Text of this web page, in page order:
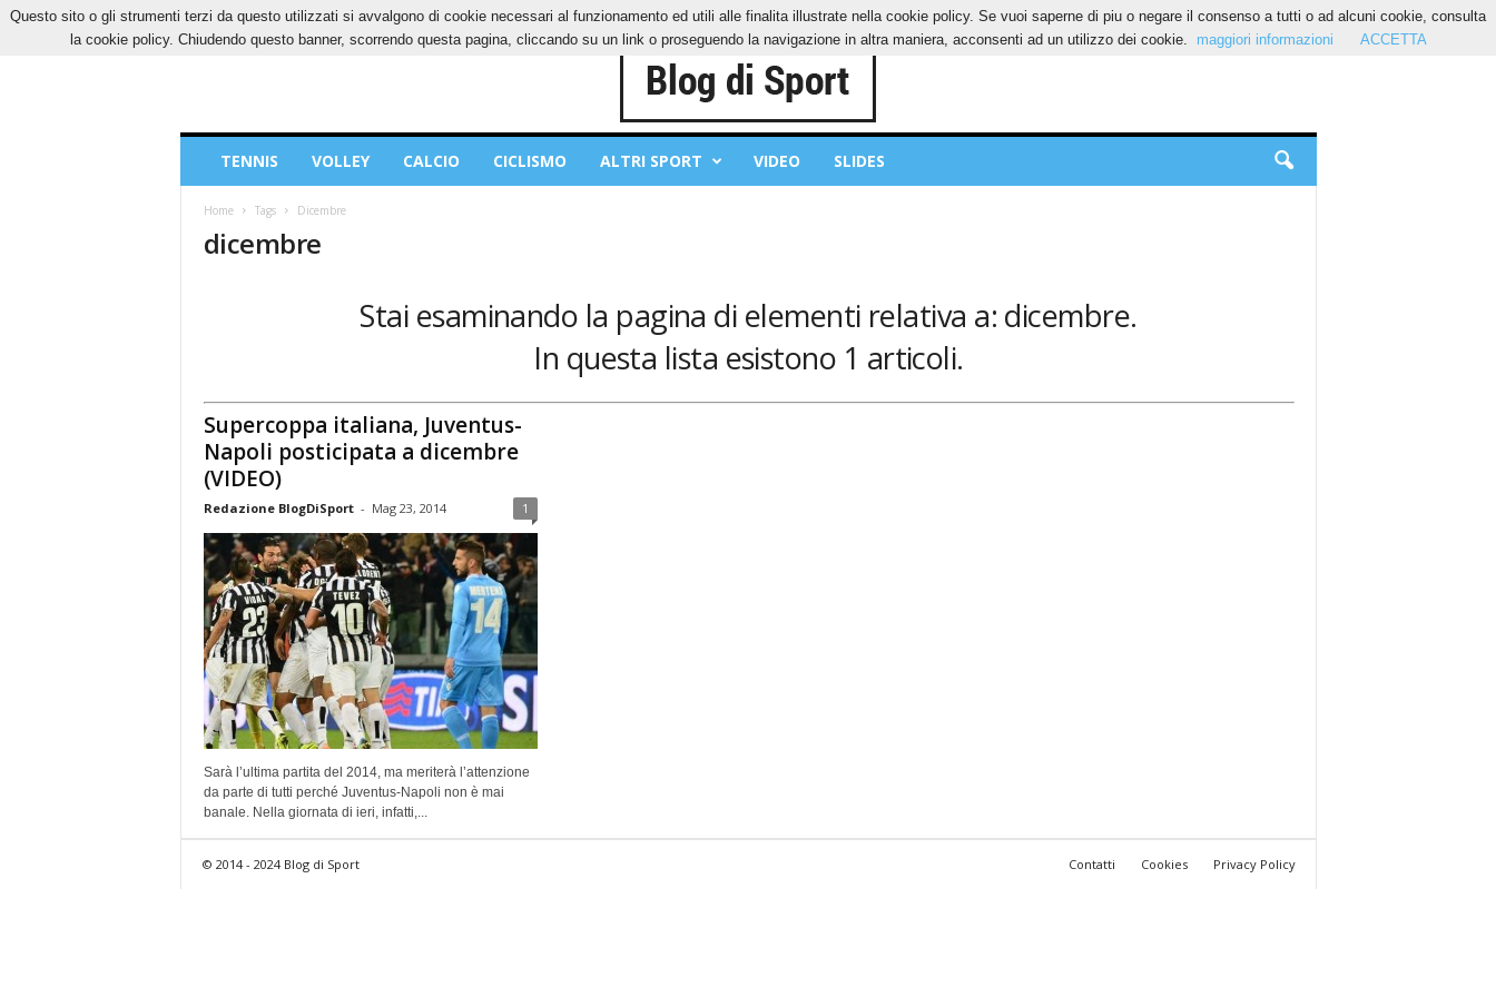
SABATO, 8 AGOSTO 2026 CONTATTI COOKIES PRIVACY POLICY
Sport
TENNIS VOLLEY CALCIO CICLISMO ALTRI SPORT VIDEO SLIDES
Home Tags Dicembre
dicembre
Stai esaminando la pagina di elementi relativa a: dicembre.
In questa lista esistono 1 articoli.
Supercoppa italiana, Juventus-
Napoli posticipata a dicembre
(VIDEO)
Redazione BlogDiSport - Mag 23, 2014 1
Sarà l’ultima partita del 2014, ma meriterà l’attenzione
da parte di tutti perché Juventus-Napoli non è mai
banale. Nella giornata di ieri, infatti,...
Contatti Cookies Privacy Policy
© 2014 - 2024 Blog di Sport
Questo sito o gli strumenti terzi da questo utilizzati si avvalgono di cookie necessari al funzionamento ed utili alle finalita illustrate nella cookie policy. Se vuoi saperne di piu o negare il consenso a tutti o ad alcuni cookie, consulta
la cookie policy. Chiudendo questo banner, scorrendo questa pagina, cliccando su un link o proseguendo la navigazione in altra maniera, acconsenti ad un utilizzo dei cookie.
maggiori informazioni ACCETTA